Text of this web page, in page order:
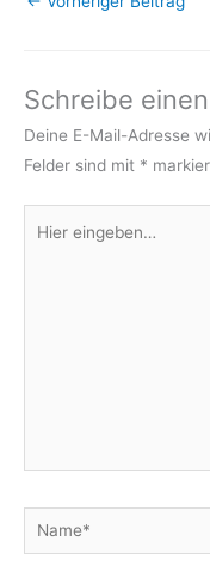
Schreibe
Deine E-Mail-Adresse
Felder sind mit *
eingeben…
Name*